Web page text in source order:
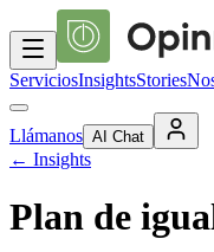
ServiciosInsightsStories
Llámanos AI Chat
← Insights
Plan de